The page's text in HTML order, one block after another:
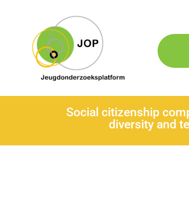
Social citizenship
diversity and